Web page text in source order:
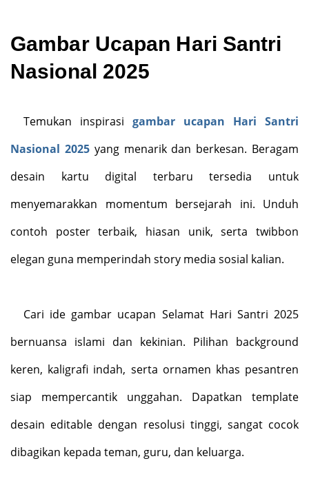
Gambar Ucapan Hari Santri
Nasional 2025
Temukan inspirasi gambar ucapan Hari Santri
Nasional 2025yang menarik dan berkesan. Beragam
desain kartu digital terbaru tersedia untuk
menyemarakkan momentum bersejarah ini. Unduh
contoh poster terbaik, hiasan unik, serta twibbon
elegan guna memperindah story media sosial kalian.
Cari ide gambar ucapan Selamat Hari Santri 2025
bernuansa islami dan kekinian. Pilihan background
keren, kaligrafi indah, serta ornamen khas pesantren
siap mempercantik unggahan. Dapatkan template
desain editable dengan resolusi tinggi, sangat cocok
dibagikan kepada teman, guru, dan keluarga.